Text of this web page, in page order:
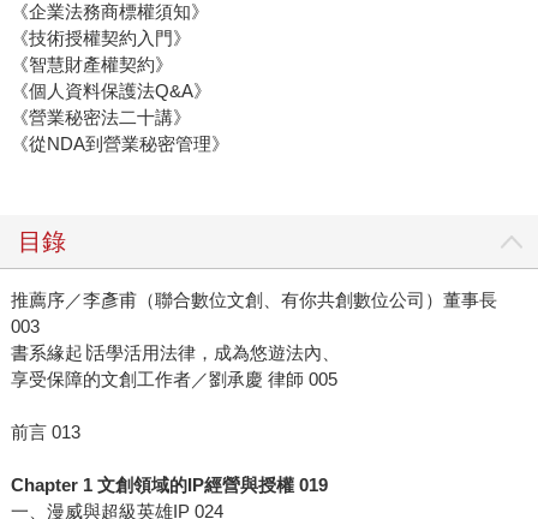
《企業法務商標權須知》
《技術授權契約入門》
《智慧財產權契約》
《個人資料保護法Q&A》
《營業秘密法二十講》
《從NDA到營業秘密管理》
目錄
推薦序／李彥甫（聯合數位文創、有你共創數位公司）董事長
003
書系緣起∣活學活用法律，成為悠遊法內、
享受保障的文創工作者／劉承慶 律師 005
前言 013
Chapter 1 文創領域的IP經營與授權 019
一、漫威與超級英雄IP 024